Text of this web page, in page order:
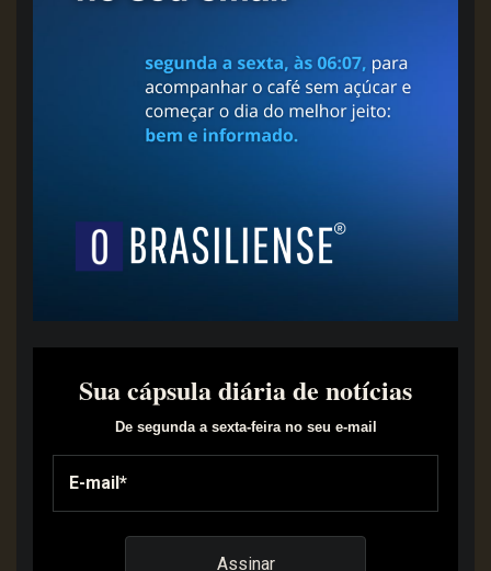
Sua cápsula diária de notícias
De segunda a sexta-feira no seu e-mail